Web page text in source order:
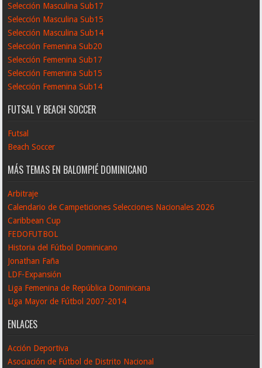
Selección Masculina Sub17
Selección Masculina Sub15
Selección Masculina Sub14
Selección Femenina Sub20
Selección Femenina Sub17
Selección Femenina Sub15
Selección Femenina Sub14
FUTSAL Y BEACH SOCCER
Futsal
Beach Soccer
MÁS TEMAS EN BALOMPIÉ DOMINICANO
Arbitraje
Calendario de Campeticiones Selecciones Nacionales 2026
Caribbean Cup
FEDOFUTBOL
Historia del Fútbol Dominicano
Jonathan Faña
LDF-Expansión
Liga Femenina de República Dominicana
Liga Mayor de Fútbol 2007-2014
ENLACES
Acción Deportiva
Asociación de Fútbol de Distrito Nacional